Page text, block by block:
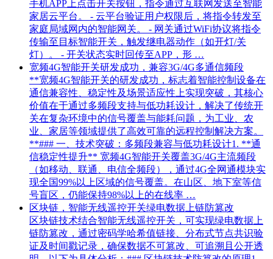
手机APP上点击开关按钮，指令通过互联网发送至智能
家居云平台。 - 云平台验证用户权限后，将指令转发至
家庭局域网内的智能网关。 - 网关通过WiFi协议将指令
传输至目标智能开关，触发继电器动作（如开灯/关
灯）。 - 开关状态实时回传至APP，形 …
宽频4G智能开关研发成功，兼容3G/4G多通信频段
**宽频4G智能开关的研发成功，标志着智能控制设备在
通信兼容性、稳定性及场景适应性上实现突破，其核心
价值在于通过多频段支持与低功耗设计，解决了传统开
关在复杂环境中的信号覆盖与能耗问题，为工业、农
业、家居等领域提供了高效可靠的远程控制解决方案。
**### 一、技术突破：多频段兼容与低功耗设计1. **通
信稳定性提升** 宽频4G智能开关覆盖3G/4G主流频段
（如移动、联通、电信全频段），通过4G全网通模块实
现全国99%以上区域的信号覆盖。在山区、地下室等信
号盲区，仍能保持98%以上的在线率 …
区块链，智能无线遥控开关绿电数据上链防篡改
区块链技术结合智能无线遥控开关，可实现绿电数据上
链防篡改，通过密码学哈希值链接、分布式节点共识验
证及时间戳记录，确保数据不可篡改、可追溯且公开透